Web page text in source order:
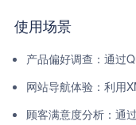
使用场景
产品偏好调查：通过
网站导航体验：利用
顾客满意度分析：通